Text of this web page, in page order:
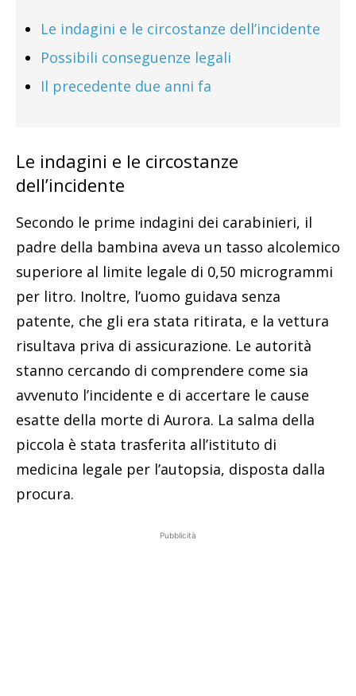
Le indagini e le circostanze dell’incidente
Possibili conseguenze legali
Il precedente due anni fa
Le indagini e le circostanze
dell’incidente
Secondo le prime indagini dei carabinieri, il
padre della bambina aveva un tasso alcolemico
superiore al limite legale di 0,50 microgrammi
per litro. Inoltre, l’uomo guidava senza
patente, che gli era stata ritirata, e la vettura
risultava priva di assicurazione. Le autorità
stanno cercando di comprendere come sia
avvenuto l’incidente e di accertare le cause
esatte della morte di Aurora. La salma della
piccola è stata trasferita all’istituto di
medicina legale per l’autopsia, disposta dalla
procura.
Pubblicità